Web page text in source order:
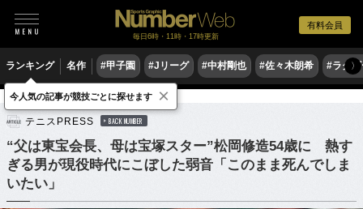
有料会員
毎日6時・11時・17時更新
ランキング 名作 #甲子園 #Jリーグ #中村剛也 #佐々木朗希 #ラグ〉
テニス 男子テニス
テニスPRESS BACK NUMBER
“父は東宝会長、母は宝塚スター”松岡修造54歳に 熱す
ぎる男が現役時代にこぼした弱音「このまま死んでしま
いたい」
今人気の記事が競技ごとに探せます ×